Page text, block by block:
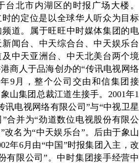
台北市内湖区的时报广场大楼。
时的定位是以全球华人听众为目标
道。属于旺旺中时媒体集团的电
闻台、中天综合台、中天娱乐台
中天亚洲台、中天北美台两个境
商人于品海创办的“传讯电视网络
9月，整个公司交由和信集团接
山集团总裁江道生接手。2001年1
讯电视网络有限公司”与“中视卫星
合并为“劲道数位电视股份有限公
改名为“中天娱乐台”。后由于象山
年6月由“中国”时报集团入主，改
有限公司”。中时集团接手经营中